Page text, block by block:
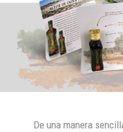
De una manera